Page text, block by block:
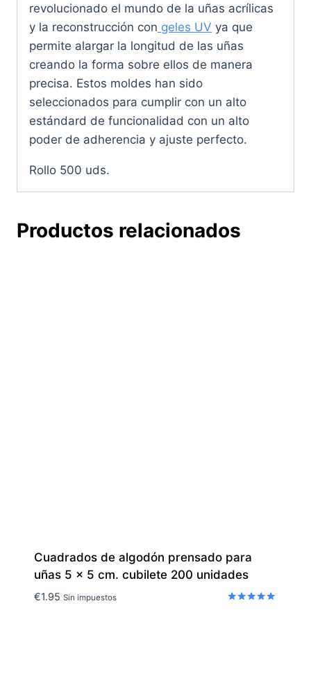
revolucionado el mundo de la uñas acrílicas
y la reconstrucción con geles UV ya que
permite alargar la longitud de las uñas
creando la forma sobre ellos de manera
precisa. Estos moldes han sido
seleccionados para cumplir con un alto
estándard de funcionalidad con un alto
poder de adherencia y ajuste perfecto.
Rollo 500 uds.
Productos relacionados
Cuadrados de algodón prensado para
uñas 5 x 5 cm. cubilete 200 unidades
€1.95 Sin impuestos